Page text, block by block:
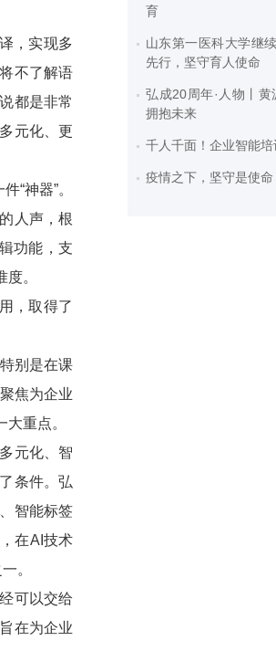
，实现多
不了解语
都是非常
元化、更
“神器”。
人声，根
功能，支
。
，取得了
别是在课
焦为企业
重点。
元化、智
条件。弘
智能标签
在AI技术
。
可以交给
在为企业
育
山东第一医科大学继
先行，坚守育人使命
弘成20周年·人物丨黄
拥抱未来
千人千面！企业智能
疫情之下，坚守是使命